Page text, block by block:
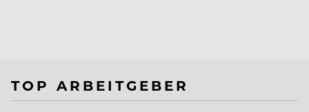
TOP ARBEITGEBER